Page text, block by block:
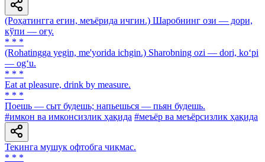
(Роҳатингга егин, меъёрида ичгин.) Шаробнинг ози — дори,
кўпи — оғу.
* * *
(Rohatingga yegin, me'yorida ichgin.) Sharobning ozi — dori, ko‘pi
— og‘u.
* * *
Eat at pleasure, drink by measure.
* * *
Поешь — сыт будешь; напьешься — пьян будешь.
#имкон ва имконсизлик ҳақида #меъёр ва меъёрсизлик ҳақида
Текинга мушук офтобга чиқмас.
* * *